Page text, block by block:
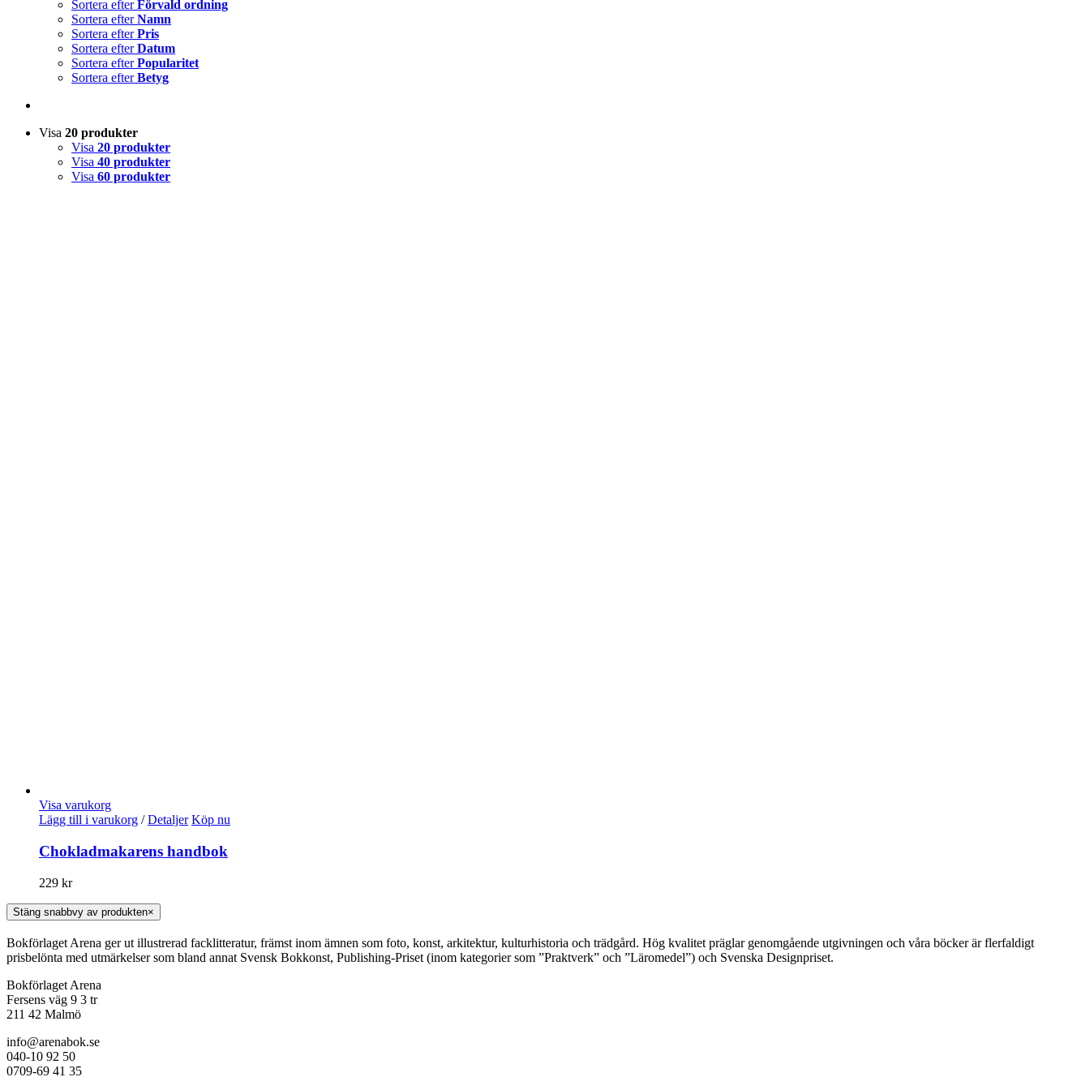
Sortera efterFörvald ordning
Sortera efterNamn
Sortera efterPris
Sortera efterDatum
Sortera efterPopularitet
Sortera efterBetyg
Visa 20 produkter
Visa 20 produkter
Visa 40 produkter
Visa 60 produkter
Visa varukorg
Lägg till i varukorg / Detaljer Köp nu
Chokladmakarens handbok
229 kr
Stäng snabbvy av produkten×
Bokförlaget Arena ger ut illustrerad facklitteratur, främst inom ämnen som foto, konst, arkitektur, kulturhistoria och trädgård. Hög kvalitet präglar genomgående utgivningen och våra böcker är flerfaldigt
prisbelönta med utmärkelser som bland annat Svensk Bokkonst, Publishing-Priset (inom kategorier som ”Praktverk” och ”Läromedel”) och Svenska Designpriset.
Bokförlaget Arena
Fersens väg 9 3 tr
211 42 Malmö
info@arenabok.se
040-10 92 50
0709-69 41 35